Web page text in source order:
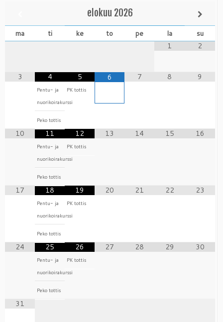
elokuu 2026
ma ti ke to pe la
su
1
2
3 4
Pentu- ja
nuorikoirakurssi
Peko tottis
5
PK tottis
6 7 8 9
10 11
Pentu- ja
nuorikoirakurssi
Peko tottis
12
PK tottis
13 14 15 16
17 18
Pentu- ja
nuorikoirakurssi
Peko tottis
19
PK tottis
20 21 22 23
24 25
Pentu- ja
nuorikoirakurssi
Peko tottis
26
PK tottis
27 28 29 30
31